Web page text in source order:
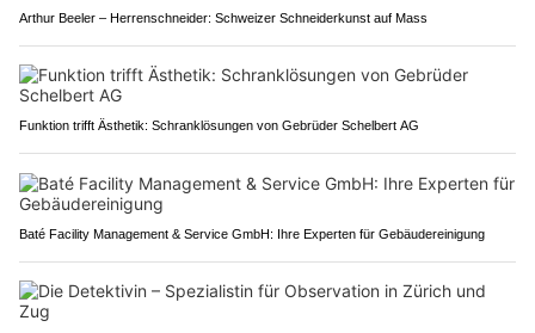
Arthur Beeler – Herrenschneider: Schweizer Schneiderkunst auf Mass
Funktion trifft Ästhetik: Schranklösungen von Gebrüder Schelbert AG
Baté Facility Management & Service GmbH: Ihre Experten für Gebäudereinigung